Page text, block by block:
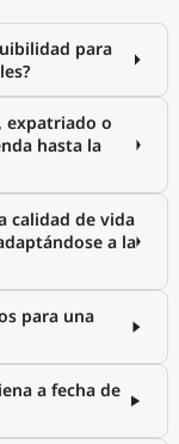
para
expatriado o
hasta la
calidad de vida
a la
para una
a fecha de